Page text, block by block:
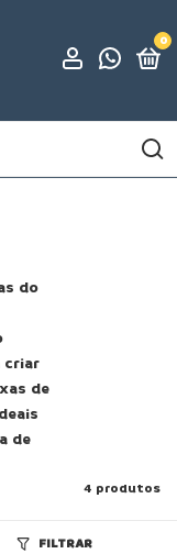
0
do
criar
de
de
4 produtos
FILTRAR